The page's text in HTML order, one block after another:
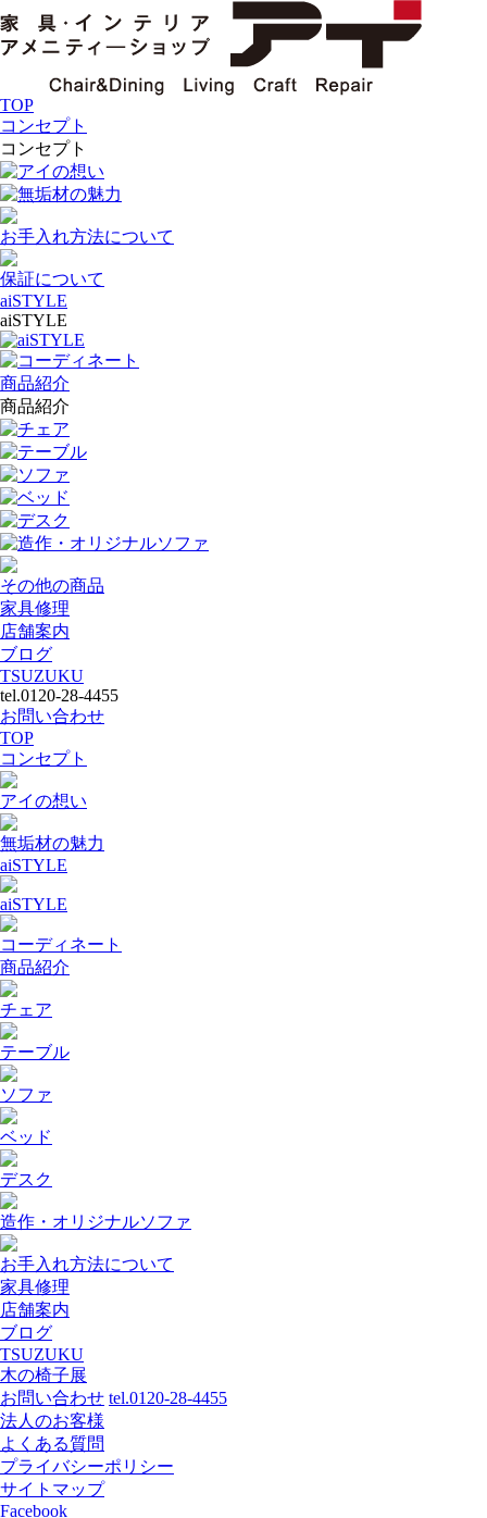
TOP
コンセプト
コンセプト
アイの想い
無垢材の魅力
お手入れ方法について
保証について
aiSTYLE
aiSTYLE
aiSTYLE
コーディネート
商品紹介
商品紹介
チェア
テーブル
ソファ
ベッド
デスク
造作・オリジナルソファ
その他の商品
家具修理
店舗案内
ブログ
TSUZUKU
tel.0120-28-4455
お問い合わせ
TOP
コンセプト
アイの想い
無垢材の魅力
aiSTYLE
aiSTYLE
コーディネート
商品紹介
チェア
テーブル
ソファ
ベッド
デスク
造作・オリジナルソファ
お手入れ方法について
家具修理
店舗案内
ブログ
TSUZUKU
木の椅子展
お問い合わせ tel.0120-28-4455
法人のお客様
よくある質問
プライバシーポリシー
サイトマップ
Facebook